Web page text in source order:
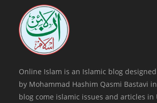
tab
Online Islam is an Islamic blog
by Mohammad Hashim Qasmi Bastavi
blog come islamic issues and articles in